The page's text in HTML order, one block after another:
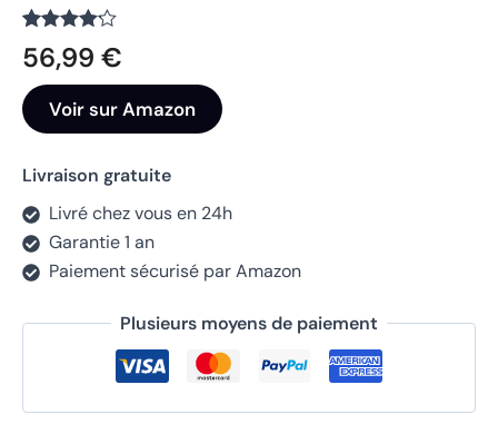
Noté
4.1
sur 5
sur
432
notations
client
56,99 €
Voir sur Amazon
Livraison gratuite
Livré chez vous en 24h
Garantie 1 an
Paiement sécurisé par Amazon
Plusieurs moyens de paiement